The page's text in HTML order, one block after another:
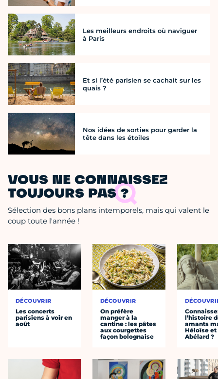
Les meilleurs endroits où naviguer
à Paris
Et si l’été parisien se cachait sur les
quais ?
Nos idées de sorties pour garder la
tête dans les étoiles
VOUS NE CONNAISSEZ
TOUJOURS PAS ?
Sélection des bons plans intemporels, mais qui valent le
coup toute l'année !
DÉCOUVRIR
Les concerts
parisiens à voir en
août
DÉCOUVRIR
On préfère
manger à la
cantine : les pâtes
aux courgettes
façon bolognaise
l’histoire
amants
Héloïse et
Abélard ?